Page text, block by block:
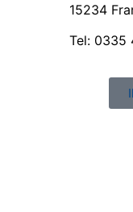
15234
Tel: 0335